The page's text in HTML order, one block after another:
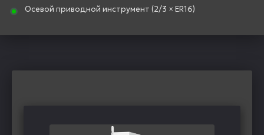
Осевой приводной инструмент (2/3 × ER16)